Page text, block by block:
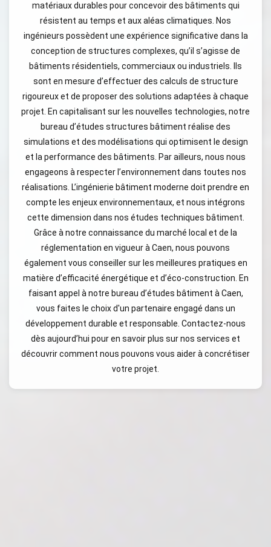
matériaux durables pour concevoir des bâtiments qui
résistent au temps et aux aléas climatiques. Nos
ingénieurs possèdent une expérience significative dans la
conception de structures complexes, qu’il s’agisse de
bâtiments résidentiels, commerciaux ou industriels. Ils
sont en mesure d’effectuer des calculs de structure
rigoureux et de proposer des solutions adaptées à chaque
projet. En capitalisant sur les nouvelles technologies, notre
bureau d’études structures bâtiment réalise des
simulations et des modélisations qui optimisent le design
et la performance des bâtiments. Par ailleurs, nous nous
engageons à respecter l’environnement dans toutes nos
réalisations. L’ingénierie bâtiment moderne doit prendre en
compte les enjeux environnementaux, et nous intégrons
cette dimension dans nos études techniques bâtiment.
Grâce à notre connaissance du marché local et de la
réglementation en vigueur à Caen, nous pouvons
également vous conseiller sur les meilleures pratiques en
matière d’efficacité énergétique et d’éco-construction. En
faisant appel à notre bureau d’études bâtiment à Caen,
vous faites le choix d'un partenaire engagé dans un
développement durable et responsable. Contactez-nous
dès aujourd’hui pour en savoir plus sur nos services et
découvrir comment nous pouvons vous aider à concrétiser
votre projet.